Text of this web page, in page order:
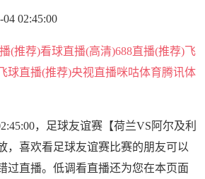
04 02:45:00
(推荐)看球直播(高清)688直播(推荐)飞
球直播(推荐)央视直播咪咕体育腾讯体
，足球友谊赛【荷兰VS阿尔及利
，喜欢看足球友谊赛比赛的朋友可以
过直播。低调看直播还为您在本页面